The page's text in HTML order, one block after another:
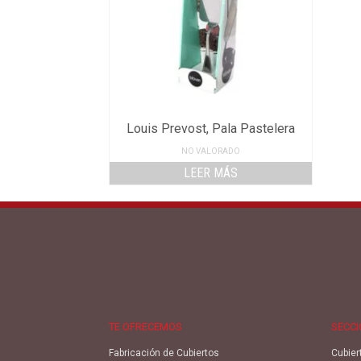
Louis Prevost, Pala Pastelera
NO VALORADO
LEER MÁS
TE OFRECEMOS
Fabricación de Cubiertos